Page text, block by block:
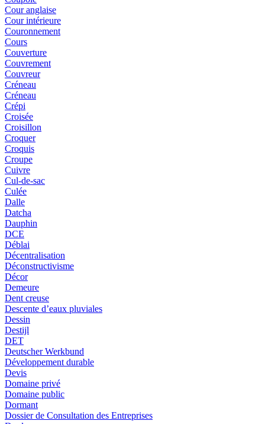
Cour anglaise
Cour intérieure
Couronnement
Cours
Couverture
Couvrement
Couvreur
Créneau
Créneau
Crépi
Croisée
Croisillon
Croquer
Croquis
Croupe
Cuivre
Cul-de-sac
Culée
Dalle
Datcha
Dauphin
DCE
Déblai
Décentralisation
Déconstructivisme
Décor
Demeure
Dent creuse
Descente d’eaux pluviales
Dessin
Destijl
DET
Deutscher Werkbund
Développement durable
Devis
Domaine privé
Domaine public
Dormant
Dossier de Consultation des Entreprises